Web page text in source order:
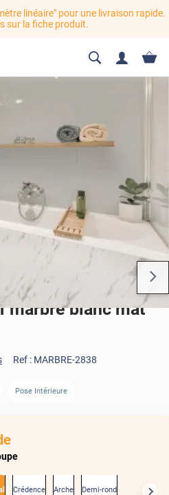
linéaire" pour une livraison rapide.
sur la fiche produit.
marbre blanc mat
Ref : MARBRE-2838
Pose Intérieure
Crédence Arche Demi-rond